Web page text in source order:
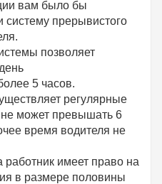
вам было бы
систему прерывистого
позволяет
5 часов.
регулярные
не может превышать 6
время водителя не
имеет право на
в размере половины